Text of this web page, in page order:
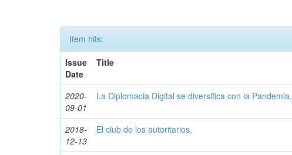
Item hits:
Issue
Date
Title
2020-
09-01
La Diplomacia Digital se diversifica con la Pandemia.
2018-
12-13
El club de los autoritarios.